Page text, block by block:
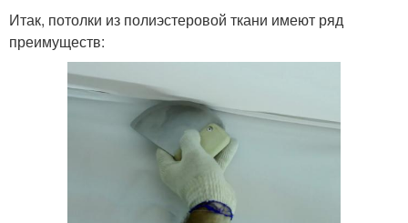
Итак, потолки из полиэстеровой ткани имеют ряд
преимуществ: